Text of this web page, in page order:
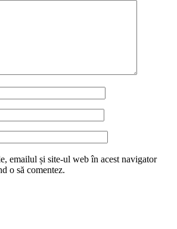
emailul și site-ul web în acest navigator
o să comentez.